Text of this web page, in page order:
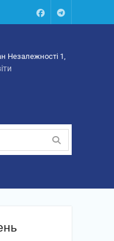
FacebookTalegram
Незалежності 1,